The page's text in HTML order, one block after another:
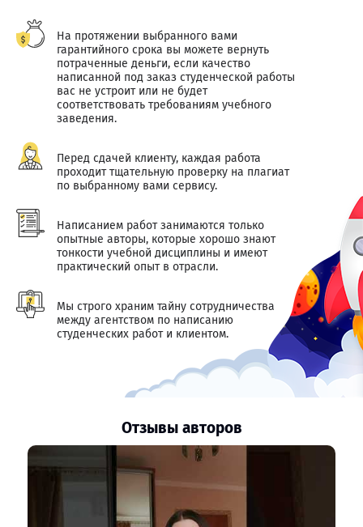
На протяжении выбранного вами
гарантийного срока вы можете вернуть
потраченные деньги, если качество
написанной под заказ студенческой работы
вас не устроит или не будет
соответствовать требованиям учебного
заведения.
Перед сдачей клиенту, каждая работа
проходит тщательную проверку на плагиат
по выбранному вами сервису.
Написанием работ занимаются только
опытные авторы, которые хорошо знают
тонкости учебной дисциплины и имеют
практический опыт в отрасли.
Мы строго храним тайну сотрудничества
между агентством по написанию
студенческих работ и клиентом.
Отзывы авторов